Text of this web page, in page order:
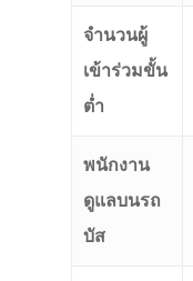
จำนวนผู้
เข้าร่วมขั้น
ต่ำ
พนักงาน
ดูแลบนรถ
บัส